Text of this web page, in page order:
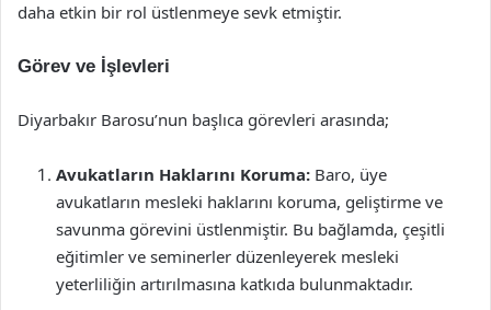
daha etkin bir rol üstlenmeye sevk etmiştir.
Görev ve İşlevleri
Diyarbakır Barosu’nun başlıca görevleri arasında;
Avukatların Haklarını Koruma: Baro, üye
avukatların mesleki haklarını koruma, geliştirme ve
savunma görevini üstlenmiştir. Bu bağlamda, çeşitli
eğitimler ve seminerler düzenleyerek mesleki
yeterliliğin artırılmasına katkıda bulunmaktadır.